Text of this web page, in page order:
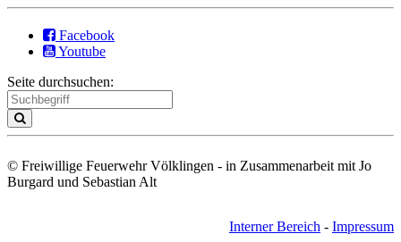
Facebook
Youtube
Seite durchsuchen:
© Freiwillige Feuerwehr Völklingen - in Zusammenarbeit mit Jo
Burgard und Sebastian Alt
Interner Bereich - Impressum